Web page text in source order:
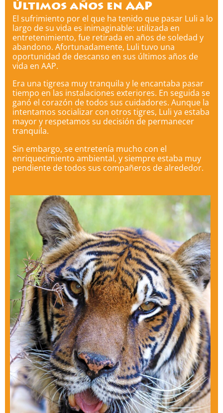
Últimos años en AAP
El sufrimiento por el que ha tenido que pasar Luli a lo
largo de su vida es inimaginable: utilizada en
entretenimiento, fue retirada en años de soledad y
abandono. Afortunadamente, Luli tuvo una
oportunidad de descanso en sus últimos años de
vida en AAP.
Era una tigresa muy tranquila y le encantaba pasar
tiempo en las instalaciones exteriores. En seguida se
ganó el corazón de todos sus cuidadores. Aunque la
intentamos socializar con otros tigres, Luli ya estaba
mayor y respetamos su decisión de permanecer
tranquila.
Sin embargo, se entretenía mucho con el
enriquecimiento ambiental, y siempre estaba muy
pendiente de todos sus compañeros de alrededor.